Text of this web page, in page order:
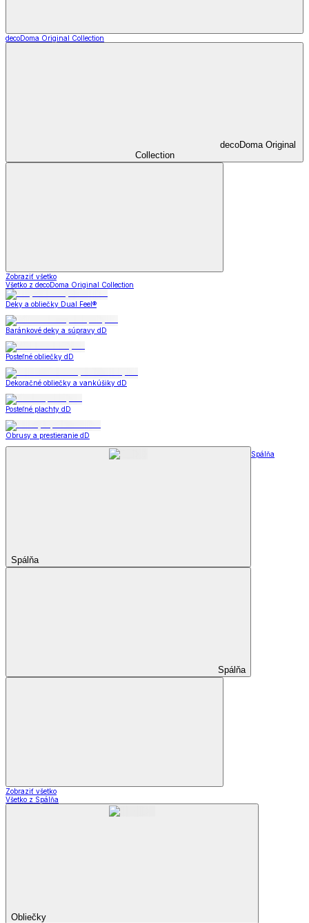
decoDoma Original Collection
decoDoma Original
Collection
Zobraziť všetko
Všetko z decoDoma Original Collection
Deky a obliečky Dual Feel®
Baránkové deky a súpravy dD
Posteľné obliečky dD
Dekoračné obliečky a vankúšiky dD
Posteľné plachty dD
Obrusy a prestieranie dD
Spálňa
Spálňa
Spálňa
Zobraziť všetko
Všetko z Spálňa
Obliečky